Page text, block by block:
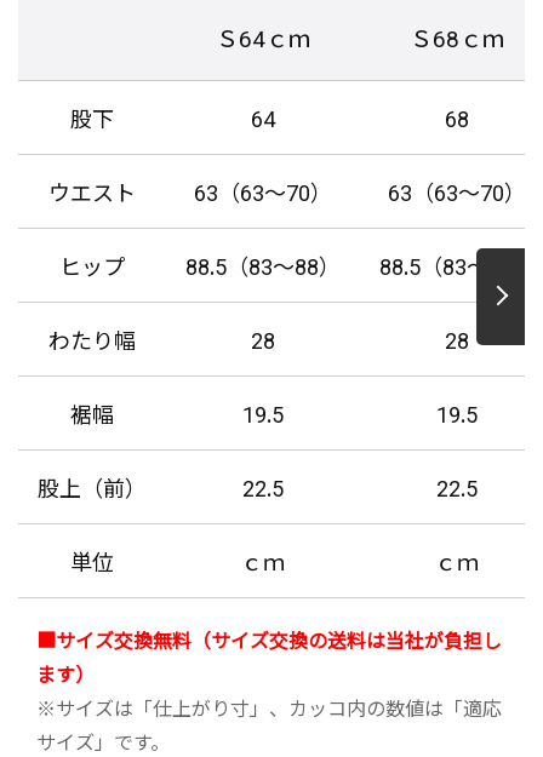
Ｓ64ｃｍ Ｓ68ｃｍ
股下 64 68
ウエスト 63（63～70） 63（63～70）
ヒップ 88.5（83～88） 88.5（83～88）
わたり幅 28 28
裾幅 19.5 19.5
股上（前） 22.5 22.5
単位 ｃｍ ｃｍ
■サイズ交換無料（サイズ交換の送料は当社が負担し
ます）
※サイズは「仕上がり寸」、カッコ内の数値は「適応
サイズ」です。